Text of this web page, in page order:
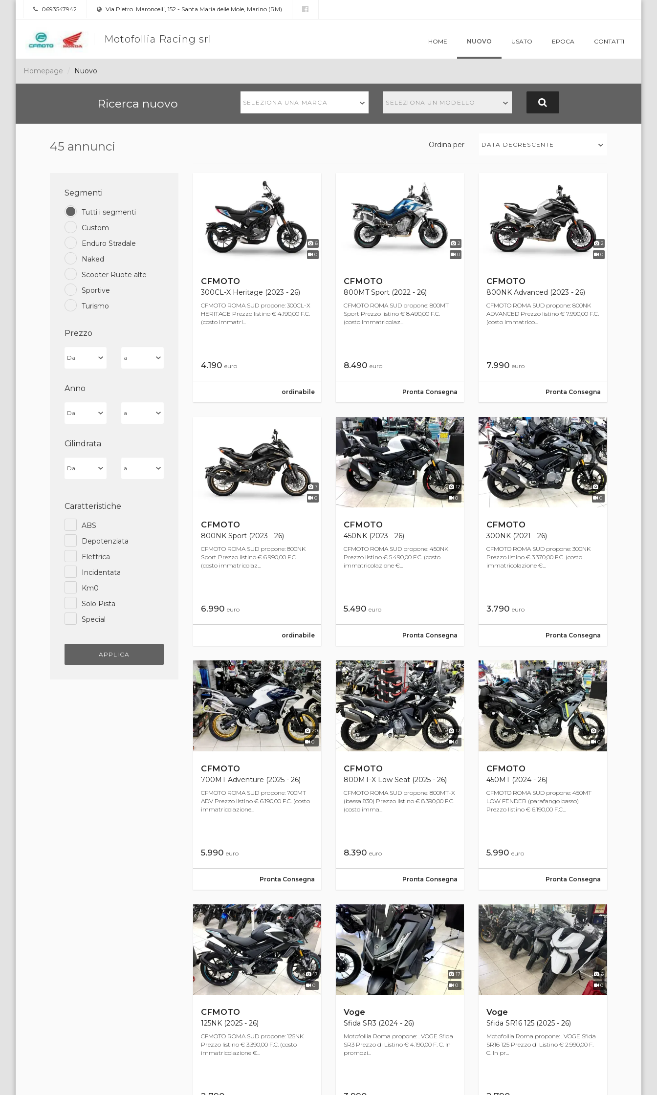
0693547942 Via Pietro. Maroncelli, 152 - Santa Maria delle Mole, Marino (RM)
Motofollia Racing srl HOME NUOVO USATO EPOCA CONTATTI
Homepage Nuovo
Ricerca nuovo SELEZIONA UNA MARCA SELEZIONA UN MODELLO
45 annunci Ordina per DATA DECRESCENTE
Segmenti
Tutti i segmenti
Custom
Enduro Stradale
Naked
Scooter Ruote alte
Sportive
Turismo
Prezzo
Anno
Cilindrata
Caratteristiche
ABS
Depotenziata
Elettrica
Incidentata
Km0
Solo Pista
Special
APPLICA
6
0
CFMOTO
300CL-X Heritage (2023 - 26)
CFMOTO ROMA SUD propone: 300CL-X
HERITAGE Prezzo listino € 4.190,00 F.C.
(costo immatri...
4.190 euro
ordinabile
2
0
CFMOTO
800MT Sport (2022 - 26)
CFMOTO ROMA SUD propone: 800MT
Sport Prezzo listino € 8.490,00 F.C.
(costo immatricolaz...
8.490 euro
Pronta Consegna
2
0
CFMOTO
800NK Advanced (2023 - 26)
CFMOTO ROMA SUD propone: 800NK
ADVANCED Prezzo listino € 7.990,00 F.C.
(costo immatrico...
7.990euro
Pronta Consegna
7
0
CFMOTO
800NK Sport (2023 - 26)
CFMOTO ROMA SUD propone: 800NK
Sport Prezzo listino € 6.990,00 F.C.
(costo immatricolaz...
6.990 euro
ordinabile
12
0
CFMOTO
450NK (2023 - 26)
CFMOTO ROMA SUD propone: 450NK
Prezzo listino € 5.490,00 F.C. (costo
immatricolazione €...
5.490 euro
Pronta Consegna
11
0
CFMOTO
300NK (2021 - 26)
CFMOTO ROMA SUD propone: 300NK
Prezzo listino € 3.370,00 F.C. (costo
immatricolazione €...
3.790euro
Pronta Consegna
20
0
CFMOTO
700MT Adventure (2025 - 26)
CFMOTO ROMA SUD propone: 700MT
ADV Prezzo listino € 6.190,00 F.C. (costo
immatricolazione...
5.990 euro
Pronta Consegna
12
0
CFMOTO
800MT-X Low Seat (2025 - 26)
CFMOTO ROMA SUD propone: 800MT-X
(bassa 830) Prezzo listino € 8.390,00 F.C.
(costo imma...
8.390 euro
Pronta Consegna
20
0
CFMOTO
450MT (2024 - 26)
CFMOTO ROMA SUD propone: 450MT
LOW FENDER (parafango basso)
Prezzo listino € 6.190,00 F.C...
5.990euro
Pronta Consegna
17
0
CFMOTO
125NK (2025 - 26)
CFMOTO ROMA SUD propone: 125NK
Prezzo listino € 3.390,00 F.C. (costo
immatricolazione €...
17
0
Voge
Sfida SR3 (2024 - 26)
Motofollia Roma propone: . VOGE Sfida
SR3 Prezzo di Listino € 4.190,00 F. C. In
promozi...
6
0
Voge
Sfida SR16 125 (2025 - 26)
Motofollia Roma propone: . VOGE Sfida
SR16 125 Prezzo di Listino € 2.990,00 F.
C. In pr...